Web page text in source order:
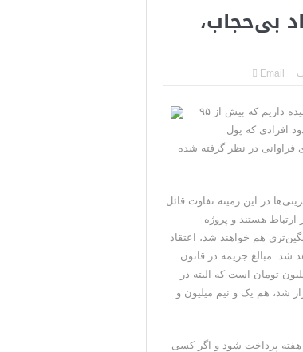
است
است
خبر داد
افراد بی‌حجاب،
Email
نماینده اصفهان در مجلس گفت: باید حساب غارتگر و غارت‌زده را جدا کنیم؛ و عقیده داریم که بیش از ۹۵
افرادی که پول
در نظر گرفته شده
در این زمینه تفاوت قائل
هستند و پروژه
هم خواهند شد، اعتقاد
شد. مبالغ جریمه در قانون
با مشورت کارشناسان مختلف تعیین شده؛ جریمه مرحله اول ۳ میلیون تومان است که البته در
تکرار شد، هم یک و نیم میلیون و
هفته پرداخت شود و اگر کسی